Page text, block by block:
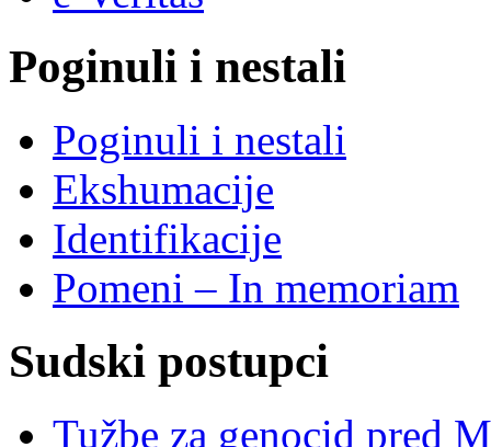
Poginuli i nestali
Poginuli i nestali
Ekshumacije
Identifikacije
Pomeni – In memoriam
Sudski postupci
Tužbe za genocid pred